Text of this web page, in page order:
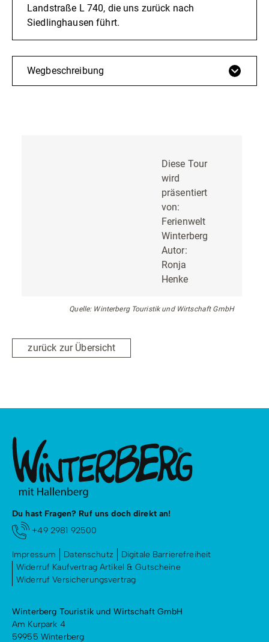
Landstraße L 740, die uns zurück nach
Siedlinghausen führt.
Wegbeschreibung
Diese Tour
wird
präsentiert
von:
Ferienwelt
Winterberg
Autor:
Ronja
Henke
Quelle: Winterberg Touristik und Wirtschaft GmbH
zurück zur Übersicht
Du hast Fragen? Ruf uns doch direkt an!
+49 2981 92500
Impressum Datenschutz
Digitale Barrierefreiheit
Widerruf Kaufvertrag Artikel & Gutscheine
Widerruf Versicherungsvertrag
Winterberg Touristik und Wirtschaft GmbH
Am Kurpark 4
59955 Winterberg